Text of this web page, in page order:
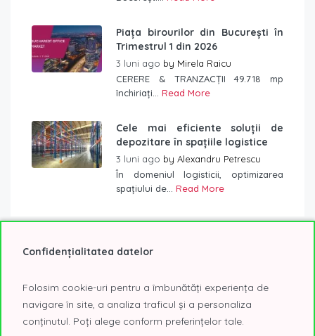
Piața birourilor din București în
Trimestrul 1 din 2026
3 luni ago by Mirela Raicu
CERERE & TRANZACȚII 49.718 mp
închiriați... Read More
Cele mai eficiente soluții de
depozitare în spațiile logistice
3 luni ago by Alexandru Petrescu
În domeniul logisticii, optimizarea
spațiului de... Read More
2019 2020 2021 @Expo
AFI Tech Park
birouri
birouri Bucuresti
birouri clasa A
Confidențialitatea datelor
Folosim cookie-uri pentru a îmbunătăți experiența de
navigare în site, a analiza traficul și a personaliza
conținutul. Poți alege conform preferințelor tale.